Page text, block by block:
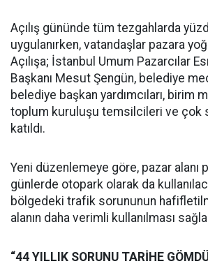
Açılış gününde tüm tezgahlarda
uygulanırken, vatandaşlar pazara
Açılışa; İstanbul Umum Pazarcılar
Başkanı Mesut Şengün, belediye
belediye başkan yardımcıları, birim
toplum kuruluşu temsilcileri ve çok
katıldı.
Yeni düzenlemeye göre, pazar alanı
günlerde otopark olarak da
bölgedeki trafik sorununun
alanın daha verimli kullanılması
“44 YILLIK SORUNU TARİHE